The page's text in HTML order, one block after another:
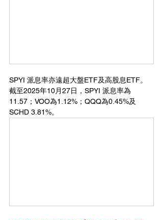
SPYI 派息率亦遠超大盤ETF及高股息ETF。
截至2025年10月27日，SPYI 派息率為
11.57；VOO為1.12%；QQQ為0.45%及
SCHD 3.81%。